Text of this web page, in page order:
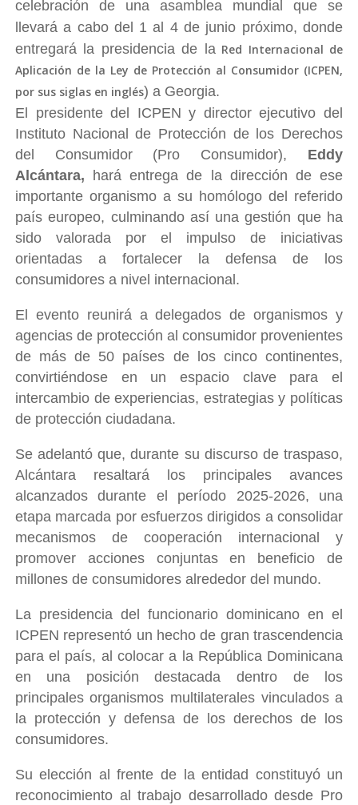
celebración de una asamblea mundial que se
llevará a cabo del 1 al 4 de junio próximo, donde
entregará la presidencia de laRed Internacional de
Aplicación de la Ley de Protección al Consumidor (ICPEN,
por sus siglas en inglés) a Georgia.
El presidente del ICPEN y director ejecutivo del
Instituto Nacional de Protección de los Derechos
del Consumidor (Pro Consumidor), Eddy
Alcántara, hará entrega de la dirección de ese
importante organismo a su homólogo del referido
país europeo, culminando así una gestión que ha
sido valorada por el impulso de iniciativas
orientadas a fortalecer la defensa de los
consumidores a nivel internacional.
El evento reunirá a delegados de organismos y
agencias de protección al consumidor provenientes
de más de 50 países de los cinco continentes,
convirtiéndose en un espacio clave para el
intercambio de experiencias, estrategias y políticas
de protección ciudadana.
Se adelantó que, durante su discurso de traspaso,
Alcántara resaltará los principales avances
alcanzados durante el período 2025-2026, una
etapa marcada por esfuerzos dirigidos a consolidar
mecanismos de cooperación internacional y
promover acciones conjuntas en beneficio de
millones de consumidores alrededor del mundo.
La presidencia del funcionario dominicano en el
ICPEN representó un hecho de gran trascendencia
para el país, al colocar a la República Dominicana
en una posición destacada dentro de los
principales organismos multilaterales vinculados a
la protección y defensa de los derechos de los
consumidores.
Su elección al frente de la entidad constituyó un
reconocimiento al trabajo desarrollado desde Pro